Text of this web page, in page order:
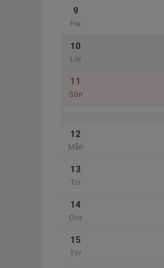
9
Fre
10
Lör
11
Sön
12
Mån
13
Tis
14
Ons
15
Tor